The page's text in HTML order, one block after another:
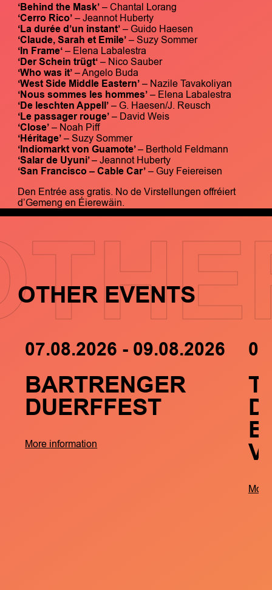
‘Behind the Mask’– Chantal Lorang
‘Cerro Rico’– Jeannot Huberty
‘La durée d’un instant’– Guido Haesen
‘Claude, Sarah et Emile’– Suzy Sommer
‘In Frame‘– Elena Labalestra
‘Der Schein trügt‘– Nico Sauber
‘Who was it’– Angelo Buda
‘West Side Middle Eastern’– Nazile Tavakoliyan
‘Nous sommes les hommes’– Elena Labalestra
‘De leschten Appell’– G. Haesen/J. Reusch
‘Le passager rouge’– David Weis
‘Close’– Noah Piff
‘Héritage’– Suzy Sommer
‘Indiomarkt von Guamote’– Berthold Feldmann
‘Salar de Uyuni’– Jeannot Huberty
‘San Francisco – Cable Car’– Guy Feiereisen
Den Entrée ass gratis. No de Virstellungen offréiert
d’Gemeng en Éierewäin.
OTHER EVENTS
07.08.2026 - 09.08.2026
BARTRENGER
DUERFFEST
More information